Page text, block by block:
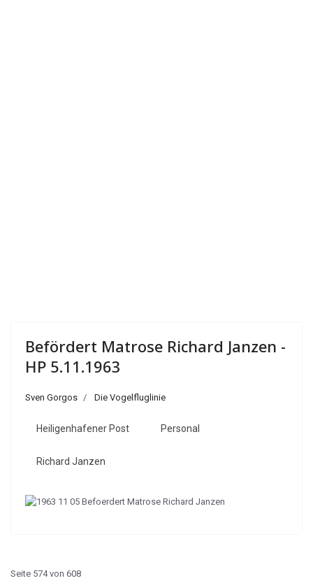
Befördert Matrose Richard Janzen -
HP 5.11.1963
Sven Gorgos Die Vogelfluglinie
Heiligenhafener Post Personal
Richard Janzen
Seite 574 von 608